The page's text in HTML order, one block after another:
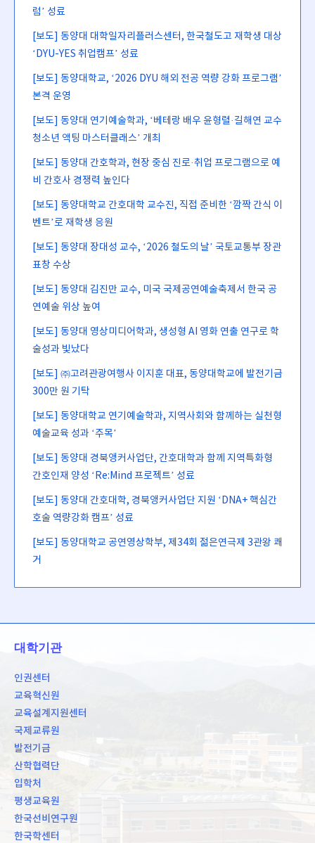
럼’ 성료
[보도] 동양대 대학일자리플러스센터, 한국철도고 재학생 대상
‘DYU-YES 취업캠프’ 성료
[보도] 동양대학교, ‘2026 DYU 해외 전공 역량 강화 프로그램’
본격 운영
[보도] 동양대 연기예술학과, ‘베테랑 배우 윤형렬·길해연 교수
청소년 액팅 마스터클래스’ 개최
[보도] 동양대 간호학과, 현장 중심 진로·취업 프로그램으로 예
비 간호사 경쟁력 높인다
[보도] 동양대학교 간호대학 교수진, 직접 준비한 ‘깜짝 간식 이
벤트’로 재학생 응원
[보도] 동양대 장대성 교수, ‘2026 철도의 날’ 국토교통부 장관
표창 수상
[보도] 동양대 김진만 교수, 미국 국제공연예술축제서 한국 공
연예술 위상 높여
[보도] 동양대 영상미디어학과, 생성형 AI 영화 연출 연구로 학
술성과 빛났다
[보도] ㈜고려관광여행사 이지훈 대표, 동양대학교에 발전기금
300만 원 기탁
[보도] 동양대학교 연기예술학과, 지역사회와 함께하는 실천형
예술교육 성과 ‘주목’
[보도] 동양대 경북앵커사업단, 간호대학과 함께 지역특화형
간호인재 양성 ‘Re:Mind 프로젝트’ 성료
[보도] 동양대 간호대학, 경북앵커사업단 지원 ‘DNA+ 핵심간
호술 역량강화 캠프’ 성료
[보도] 동양대학교 공연영상학부, 제34회 젊은연극제 3관왕 쾌
거
대학기관
인권센터
교육혁신원
교육설계지원센터
국제교류원
발전기금
산학협력단
입학처
평생교육원
한국선비연구원
한국학센터